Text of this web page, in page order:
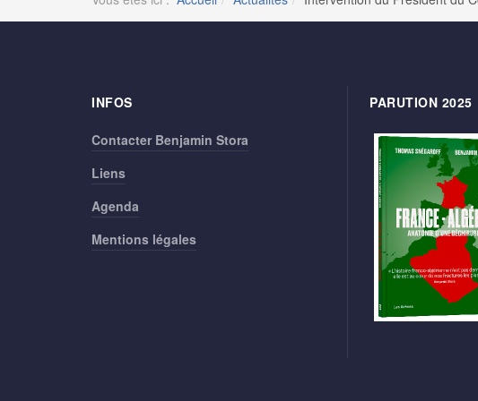
INFOS
Contacter Benjamin Stora
Liens
Agenda
Mentions légales
PARUTION 2025